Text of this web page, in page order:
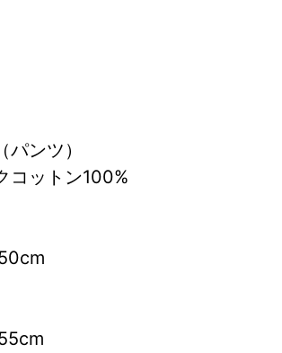
パンツ）
コットン100%